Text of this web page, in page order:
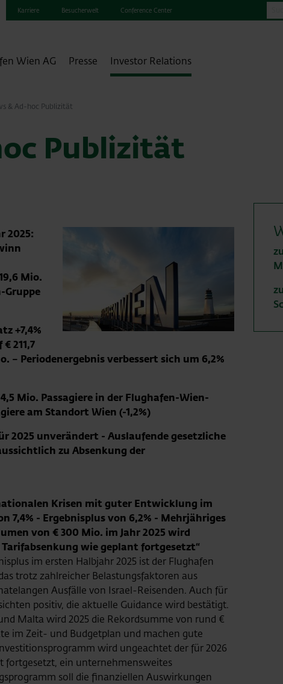
Karriere Besucherwelt Conference Center
Wien AG Presse Investor Relations
& Ad-hoc Publizität
Publizität
2025:
Mio.
Gruppe
+7,4%
211,7
– Periodenergebnis verbessert sich um 6,2%
Mio. Passagiere in der Flughafen-Wien-
am Standort Wien (-1,2%)
2025 unverändert - Auslaufende gesetzliche
zu Absenkung der
Krisen mit guter Entwicklung im
7,4% - Ergebnisplus von 6,2% - Mehrjähriges
von € 300 Mio. im Jahr 2025 wird
wie geplant fortgesetzt“
im ersten Halbjahr 2025 ist der Flughafen
trotz zahlreicher Belastungsfaktoren aus
Ausfälle von Israel-Reisenden. Auch für
positiv, die aktuelle Guidance wird bestätigt.
Malta wird 2025 die Rekordsumme von rund €
im Zeit- und Budgetplan und machen gute
wird ungeachtet der für 2026
fortgesetzt, ein unternehmensweites
soll die finanziellen Auswirkungen